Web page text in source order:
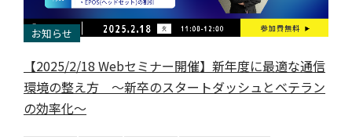
お知らせ
【2025/2/18 Webセミナー開催】新年度に最適な通信
環境の整え方 ～新卒のスタートダッシュとベテラン
の効率化～